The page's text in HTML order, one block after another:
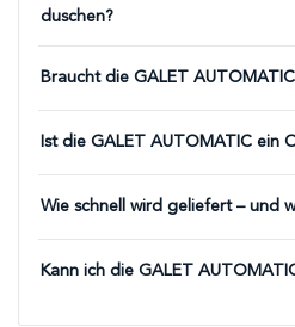
duschen?
Braucht die GALET
Ist die GALET AUTOMATIC ein
Wie schnell wird geliefert – und
Kann ich die GALET